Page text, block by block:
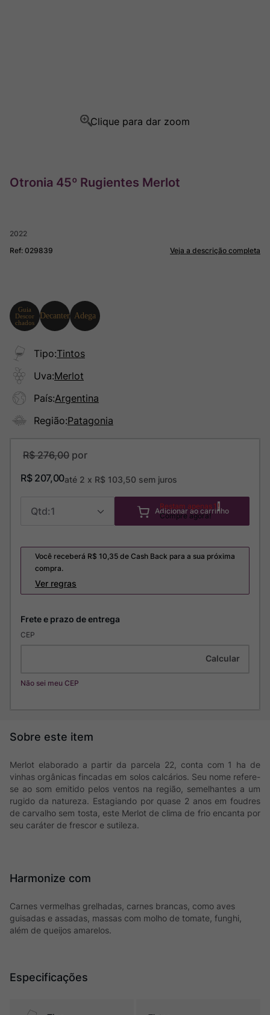
Otronia 45º Rugientes Merlot
2022
Ref: 029839 Veja a descrição completa
Tipo:Tintos
Uva:Merlot
País:Argentina
Região:Patagonia
R$ 276,00
R$ 207,00até 2 x R$ 103,50 sem juros
1 Adicionar ao carrinho
Restam apenas 1
Você receberá R$ 10,35 de Cash Back para a sua próxima
compra.
Ver regras
CEP
Não sei meu CEP
Merlot elaborado a partir da parcela 22, conta com 1 ha de
vinhas orgânicas fincadas em solos calcários. Seu nome refere-
se ao som emitido pelos ventos na região, semelhantes a um
rugido da natureza. Estagiando por quase 2 anos em foudres
de carvalho sem tosta, este Merlot de clima de frio encanta por
seu caráter de frescor e sutileza.
Harmonize com
Carnes vermelhas grelhadas, carnes brancas, como aves
guisadas e assadas, massas com molho de tomate, funghi,
além de queijos amarelos.
Especificações